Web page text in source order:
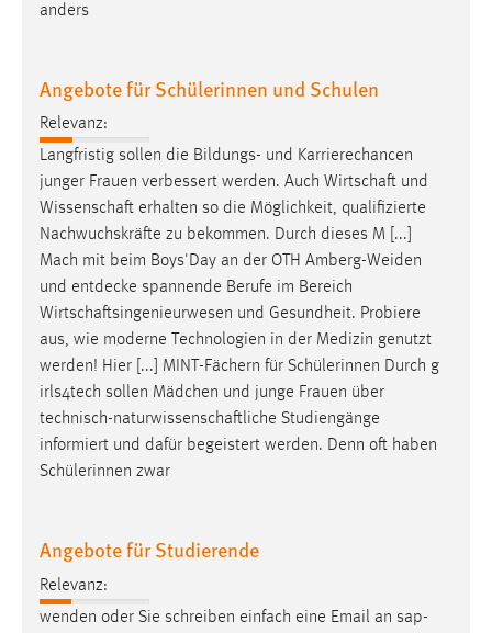
anders
Angebote für Schülerinnen und Schulen
Relevanz:
Langfristig sollen die Bildungs- und Karrierechancen
junger Frauen verbessert werden. Auch Wirtschaft und
Wissenschaft erhalten so die Möglichkeit, qualifizierte
Nachwuchskräfte zu bekommen. Durch dieses M [...]
Mach mit beim Boys'Day an der OTH Amberg-Weiden
und entdecke spannende Berufe im Bereich
Wirtschaftsingenieurwesen und Gesundheit. Probiere
aus, wie moderne Technologien in der Medizin genutzt
werden! Hier [...] MINT-Fächern für Schülerinnen Durch g
irls4tech sollen Mädchen und junge Frauen über
technisch-naturwissenschaftliche Studiengänge
informiert und dafür begeistert werden. Denn oft haben
Schülerinnen zwar
Angebote für Studierende
Relevanz:
wenden oder Sie schreiben einfach eine Email an sap-
Sprachpräferenz
site-language-preference
Zweck:
Das Cookie speichert die gewählte Sprache der Website.
Cookie Laufzeit:
Chat
Name:
MibewSessionID, MIBEW_UserID, mibew_locale, mibew-
chat-frame-style-5e9dbeb1811c0446
Zweck:
Wird benötigt um die Chatfunktion nutzen zu können.
Cookie Laufzeit:
Jahre, MIBEW_UserID = 1 Jahr
Login